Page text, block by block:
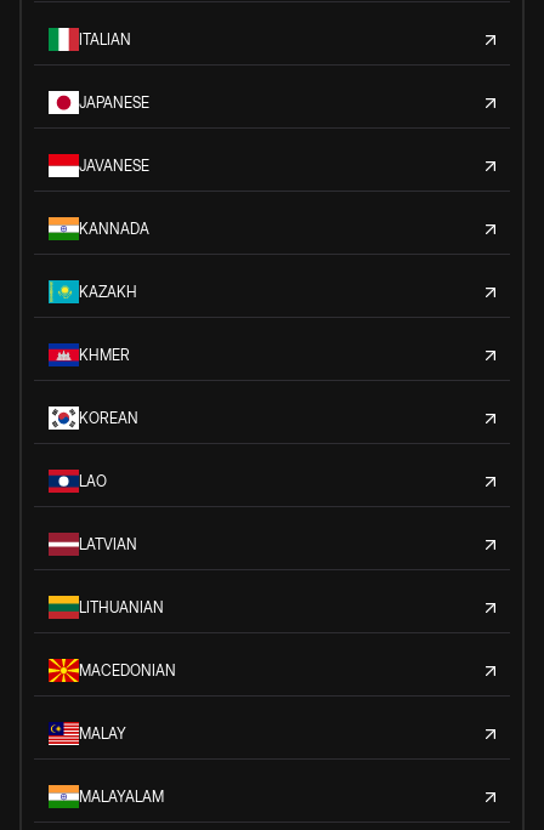
ITALIAN
JAPANESE
JAVANESE
KANNADA
KAZAKH
KHMER
KOREAN
LAO
LATVIAN
LITHUANIAN
MACEDONIAN
MALAY
MALAYALAM